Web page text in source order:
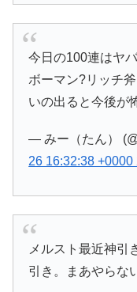
今日の100連はヤ
ボーマン?リッチ
いの出ると今後が
— みー（たん）
26 16:32:38 +0000
メルスト最近神引
引き。まあやらな